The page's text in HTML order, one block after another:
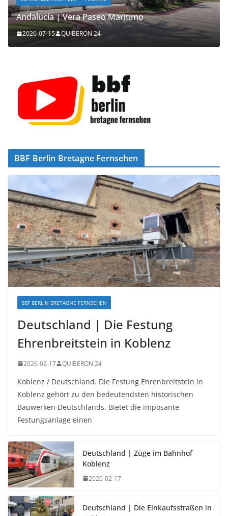
Andalucía | Vera Paseo Maritimo
2026-07-15 QUIBERON 24
BBF Berlin Bretagne Fernsehen
BBF BERLIN BRETAGNE FERNSEHEN
Deutschland | Die Festung
Ehrenbreitstein in Koblenz
2026-02-17 QUIBERON 24
Koblenz / Deutschland. Die Festung Ehrenbreitstein in
Koblenz gehört zu den bedeutendsten historischen
Bauwerken Deutschlands. Bietet die imposante
Festungsanlage einen
Deutschland | Züge im Bahnhof
Koblenz
2026-02-17
Deutschland | Die Einkaufsstraßen in